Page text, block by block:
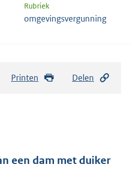
Rubriek
omgevingsvergunning
Printen Delen
een dam met duiker